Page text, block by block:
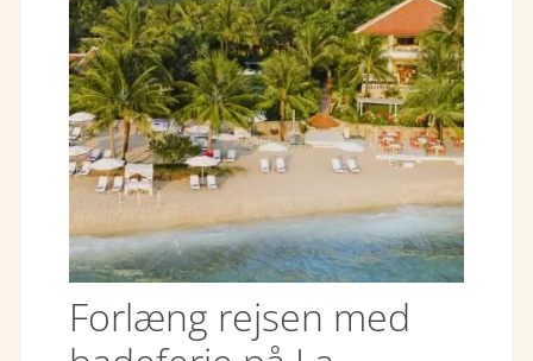
Forlæng rejsen med